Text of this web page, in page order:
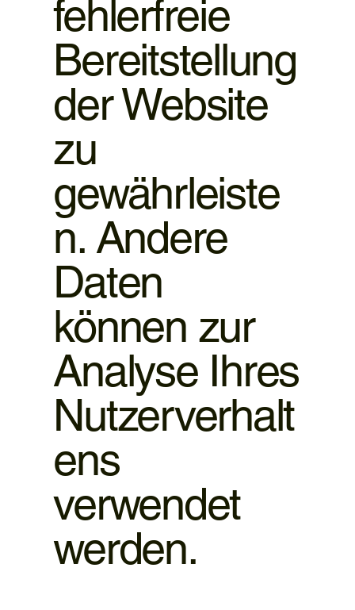
fehlerfreie
Bereitstellung
der Website
zu
gewährleiste
n. Andere
Daten
können zur
Analyse Ihres
Nutzerverhalt
ens
verwendet
werden.